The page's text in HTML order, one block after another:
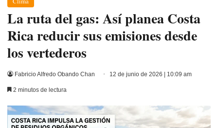
La ruta del gas: Así planea Costa
Rica reducir sus emisiones desde
los vertederos
Fabricio Alfredo Obando Chan 12 de junio de 2026 | 10:09 am
2 minutos de lectura